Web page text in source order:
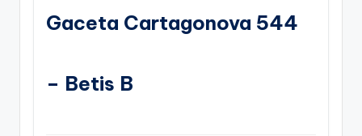
Gaceta Cartagonova 544
– Betis B